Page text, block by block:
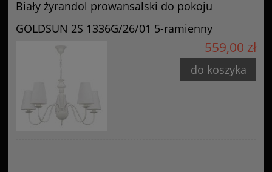
Biały żyrandol prowansalski do pokoju
GOLDSUN 2S 1336G/26/01 5-ramienny
559,00 zł
do koszyka